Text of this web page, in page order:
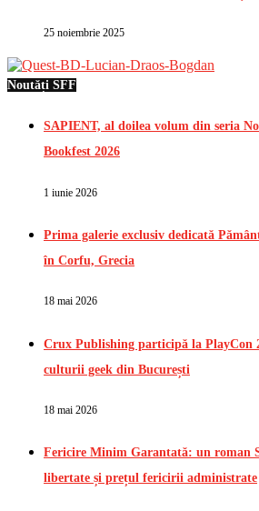
25 noiembrie 2025
Noutăți SFF
SAPIENT, al doilea volum din seria
Bookfest 2026
1 iunie 2026
Prima galerie exclusiv dedicată
în Corfu, Grecia
18 mai 2026
Crux Publishing participă la PlayCon
culturii geek din București
18 mai 2026
Fericire Minim Garantată: un roman
libertate și prețul fericirii administrate